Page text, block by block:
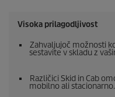
Visoka prilagodljivost
Zahvaljujoč možnosti
sestavite v skladu z
Različici Skid in Cab
mobilno ali stacionarno.